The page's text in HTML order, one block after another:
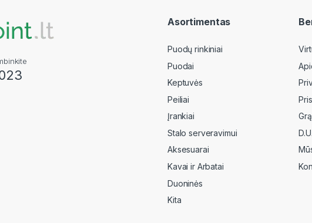
Asortimentas
Puodų rinkiniai
Puodai
Keptuvės
Peiliai
Įrankiai
Stalo serveravimui
Aksesuarai
Kavai ir Arbatai
Duoninės
Kita